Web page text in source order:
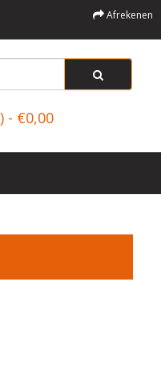
Afrekenen
- €0,00